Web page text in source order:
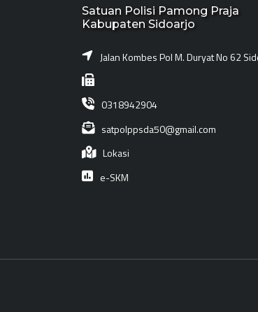
Satuan Polisi Pamong Praja
Kabupaten Sidoarjo
Jalan Kombes Pol M. Duryat No 62
0318942904
satpolppsda50@gmail.com
Lokasi
e-SKM